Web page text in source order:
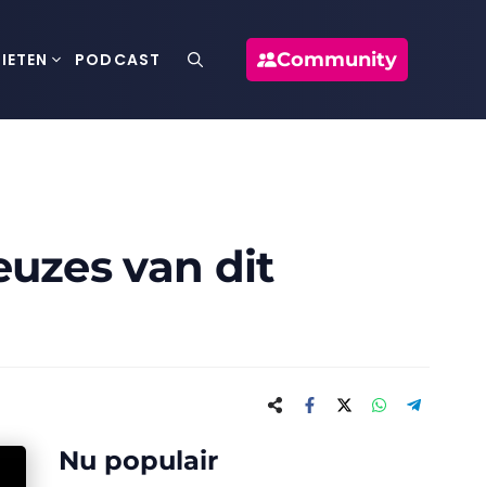
PODCAST Community
van dit
Nu populair